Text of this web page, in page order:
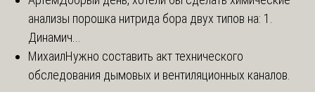
анализы порошка нитрида бора двух типов на: 1.
Динамич...
МихаилНужно составить акт технического
обследования дымовых и вентиляционных каналов.